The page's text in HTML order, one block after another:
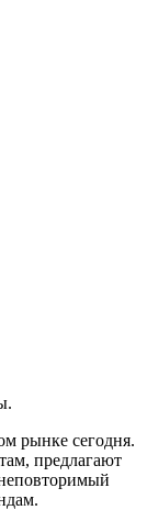
рынке сегодня.
предлагают